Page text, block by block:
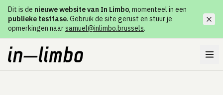
Dit is de nieuwe website van In Limbo, momenteel in een
publieke testfase. Gebruik de site gerust en stuur je
opmerkingen naarsamuel@inlimbo.brussels.